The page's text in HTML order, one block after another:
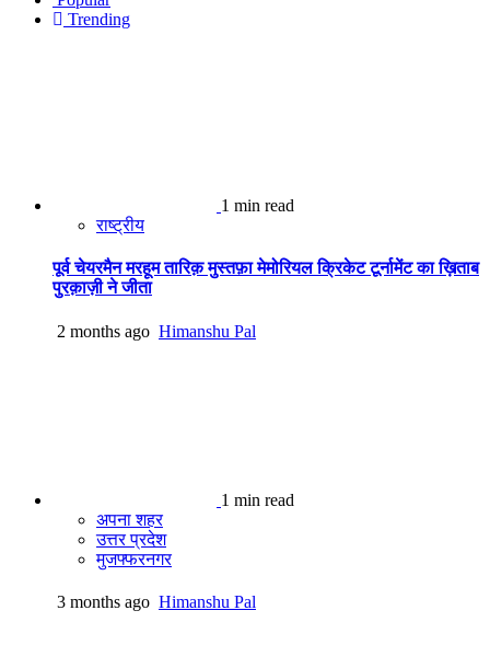
Trending
1 min read
राष्ट्रीय
पूर्व चेयरमैन मरहूम तारिक़ मुस्तफ़ा मेमोरियल क्रिकेट टूर्नामेंट का ख़िताब
पुरक़ाज़ी ने जीता
2 months ago Himanshu Pal
1 min read
अपना शहर
उत्तर प्रदेश
मुजफ्फरनगर
3 months ago Himanshu Pal